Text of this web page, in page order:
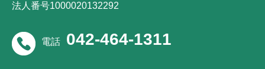
法人番号1000020132292
電話 042-464-1311